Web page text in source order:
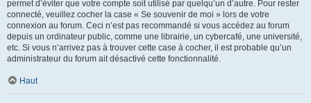
permet d’éviter que votre compte soit utilisé par quelqu’un d’autre. Pour rester
connecté, veuillez cocher la case « Se souvenir de moi » lors de votre
connexion au forum. Ceci n’est pas recommandé si vous accédez au forum
depuis un ordinateur public, comme une librairie, un cybercafé, une université,
etc. Si vous n’arrivez pas à trouver cette case à cocher, il est probable qu’un
administrateur du forum ait désactivé cette fonctionnalité.
Haut